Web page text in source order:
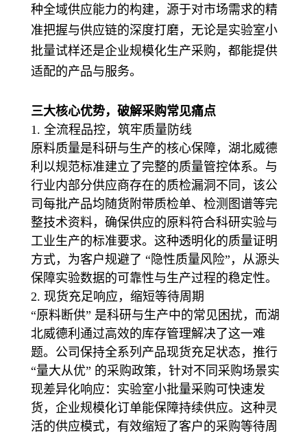
种全域供应能力的构建，源于对市场需求的精
准把握与供应链的深度打磨，无论是实验室小
批量试样还是企业规模化生产采购，都能提供
适配的产品与服务。
三大核心优势，破解采购常见痛点
1. 全流程品控，筑牢质量防线
原料质量是科研与生产的核心保障，湖北威德
利以规范标准建立了完整的质量管控体系。与
行业内部分供应商存在的质检漏洞不同，该公
司每批产品均随货附带质检单、检测图谱等完
整技术资料，确保供应的原料符合科研实验与
工业生产的标准要求。这种透明化的质量证明
方式，为客户规避了 “隐性质量风险”，从源头
保障实验数据的可靠性与生产过程的稳定性。
2. 现货充足响应，缩短等待周期
“原料断供” 是科研与生产中的常见困扰，而湖
北威德利通过高效的库存管理解决了这一难
题。公司保持全系列产品现货充足状态，推行
“量大从优” 的采购政策，针对不同采购场景实
现差异化响应：实验室小批量采购可快速发
货，企业规模化订单能保障持续供应。这种灵
活的供应模式，有效缩短了客户的采购等待周